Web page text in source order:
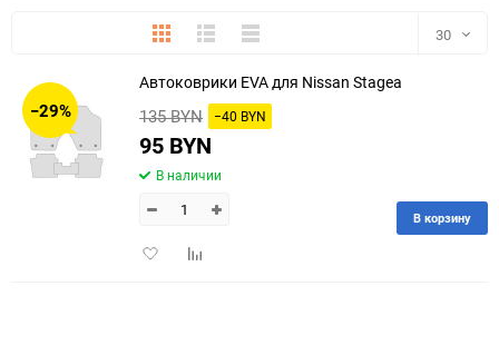
ПлиткаПодробноКомпактно 30
150
−29%
Автоковрики EVA для Nissan Stagea
135 BYN −40 BYN
95 BYN
В наличии
ДобавитьДобавить
В корзину